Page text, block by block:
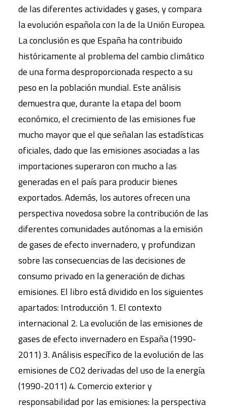
de las diferentes actividades y gases, y compara
la evolución española con la de la Unión Europea.
La conclusión es que España ha contribuido
históricamente al problema del cambio climático
de una forma desproporcionada respecto a su
peso en la población mundial. Este análisis
demuestra que, durante la etapa del boom
económico, el crecimiento de las emisiones fue
mucho mayor que el que señalan las estadísticas
oficiales, dado que las emisiones asociadas a las
importaciones superaron con mucho a las
generadas en el país para producir bienes
exportados. Además, los autores ofrecen una
perspectiva novedosa sobre la contribución de las
diferentes comunidades autónomas a la emisión
de gases de efecto invernadero, y profundizan
sobre las consecuencias de las decisiones de
consumo privado en la generación de dichas
emisiones. El libro está dividido en los siguientes
apartados: Introducción 1. El contexto
internacional 2. La evolución de las emisiones de
gases de efecto invernadero en España (1990-
2011) 3. Análisis específico de la evolución de las
emisiones de CO2 derivadas del uso de la energía
(1990-2011) 4. Comercio exterior y
responsabilidad por las emisiones: la perspectiva